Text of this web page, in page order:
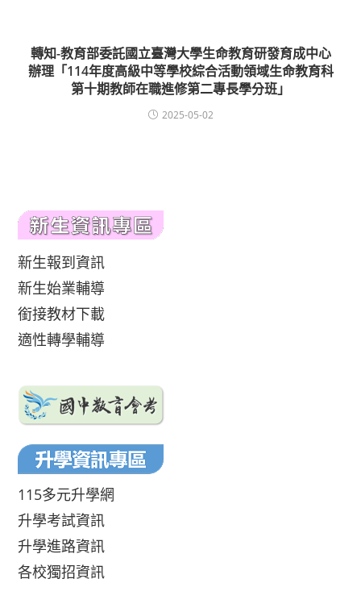
轉知-教育部委託國立臺灣大學生命教育研發育成中心
辦理「114年度高級中等學校綜合活動領域生命教育科
第十期教師在職進修第二專長學分班」
2025-05-02
新生報到資訊
新生始業輔導
銜接教材下載
適性轉學輔導
115多元升學網
升學考試資訊
升學進路資訊
各校獨招資訊